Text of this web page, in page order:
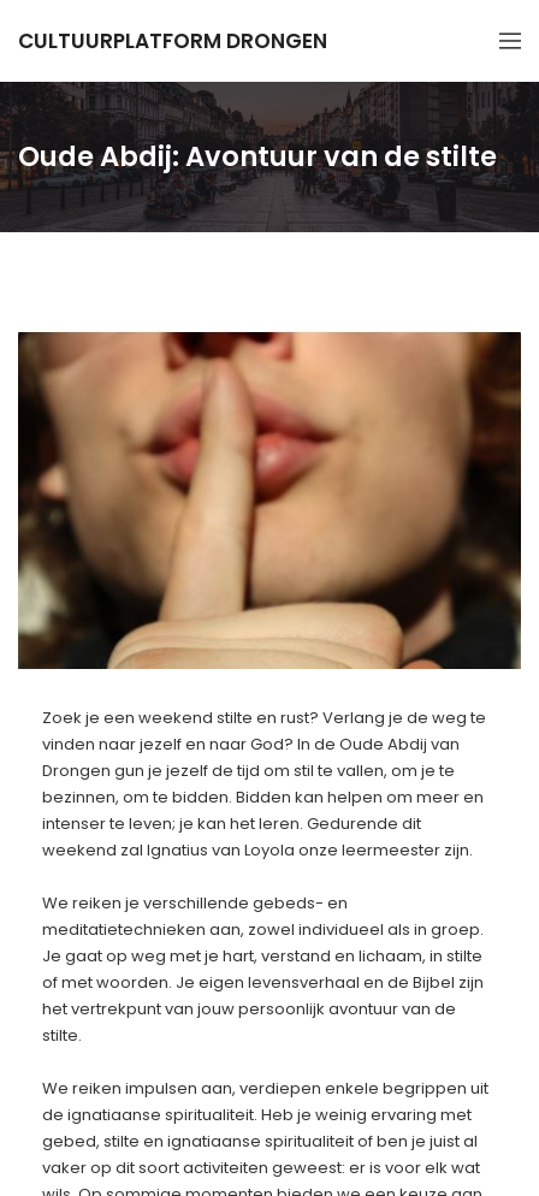
CULTUURPLATFORM DRONGEN
Oude Abdij: Avontuur van de stilte
Zoek je een weekend stilte en rust? Verlang je de weg te
vinden naar jezelf en naar God? In de Oude Abdij van
Drongen gun je jezelf de tijd om stil te vallen, om je te
bezinnen, om te bidden. Bidden kan helpen om meer en
intenser te leven; je kan het leren. Gedurende dit
weekend zal Ignatius van Loyola onze leermeester zijn.
We reiken je verschillende gebeds- en
meditatietechnieken aan, zowel individueel als in groep.
Je gaat op weg met je hart, verstand en lichaam, in stilte
of met woorden. Je eigen levensverhaal en de Bijbel zijn
het vertrekpunt van jouw persoonlijk avontuur van de
stilte.
​We reiken impulsen aan, verdiepen enkele begrippen uit
de ignatiaanse spiritualiteit. Heb je weinig ervaring met
gebed, stilte en ignatiaanse spiritualiteit of ben je juist al
vaker op dit soort activiteiten geweest: er is voor elk wat